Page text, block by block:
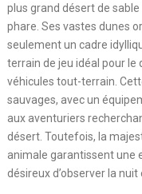
plus grand désert de
phare. Ses vastes dunes
seulement un cadre
terrain de jeu idéal pour le
véhicules tout-terrain.
sauvages, avec un
aux aventuriers
désert. Toutefois, la
animale garantissent une
désireux d’observer la